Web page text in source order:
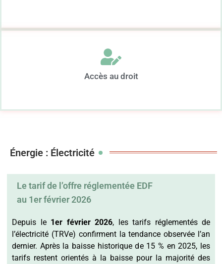
Accès au droit
Énergie : Électricité
Le tarif de l’offre réglementée EDF
au 1er février 2026
Depuis le 1er février 2026, les tarifs réglementés de
l’électricité (TRVe) confirment la tendance observée l’an
dernier. Après la baisse historique de 15 % en 2025, les
tarifs restent orientés à la baisse pour la majorité des